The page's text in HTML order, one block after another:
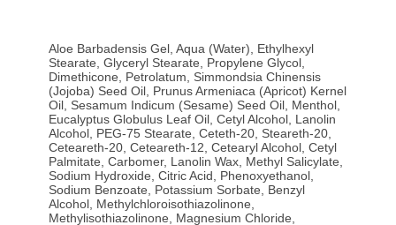
Aloe Barbadensis Gel, Aqua (Water), Ethylhexyl
Stearate, Glyceryl Stearate, Propylene Glycol,
Dimethicone, Petrolatum, Simmondsia Chinensis
(Jojoba) Seed Oil, Prunus Armeniaca (Apricot) Kernel
Oil, Sesamum Indicum (Sesame) Seed Oil, Menthol,
Eucalyptus Globulus Leaf Oil, Cetyl Alcohol, Lanolin
Alcohol, PEG-75 Stearate, Ceteth-20, Steareth-20,
Ceteareth-20, Ceteareth-12, Cetearyl Alcohol, Cetyl
Palmitate, Carbomer, Lanolin Wax, Methyl Salicylate,
Sodium Hydroxide, Citric Acid, Phenoxyethanol,
Sodium Benzoate, Potassium Sorbate, Benzyl
Alcohol, Methylchloroisothiazolinone,
Methylisothiazolinone, Magnesium Chloride,